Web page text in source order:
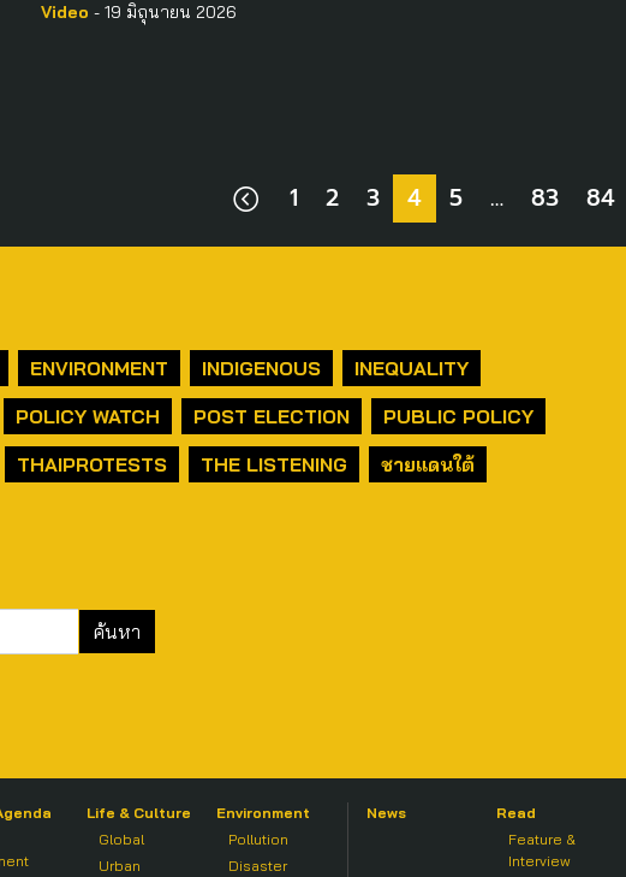
Video - 19 มิถุนายน 2026
1 2 3 4 5 … 83 84
ENVIRONMENT INDIGENOUS
INEQUALITY
POLICY WATCH POST ELECTION
PUBLIC POLICY
THAIPROTESTS THE LISTENING
ชายแดนใต้
Life & Culture
Global
Urban
Environment
Pollution
Disaster
News
Read
Feature &
Interview